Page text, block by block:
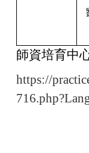
師資培育中
https://